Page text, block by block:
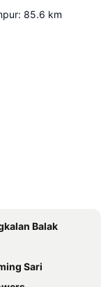
: 85.6 km
Balak
Sari